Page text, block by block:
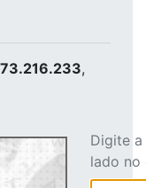
,
Digite
lado no